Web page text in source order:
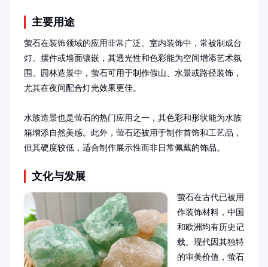
主要用途
萤石在装饰领域的应用非常广泛。室内装饰中，常被制成台
灯、摆件或墙面镶嵌，其透光性和色彩能为空间增添艺术氛
围。园林造景中，萤石可用于制作假山、水景或路径装饰，
尤其在夜间配合灯光效果更佳。
水族造景也是萤石的热门应用之一，其色彩和形状能为水族
箱增添自然美感。此外，萤石还被用于制作首饰和工艺品，
但其硬度较低，适合制作展示性而非日常佩戴的饰品。
文化与发展
萤石在古代已被用
作装饰材料，中国
和欧洲均有历史记
载。现代因其独特
的审美价值，萤石